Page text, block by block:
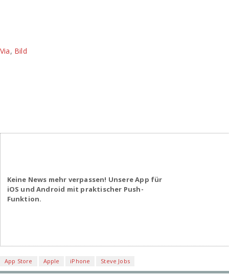
Via, Bild
Keine News mehr verpassen! Unsere App für
iOS und Android mit praktischer Push-
Funktion.
App Store Apple iPhone Steve Jobs